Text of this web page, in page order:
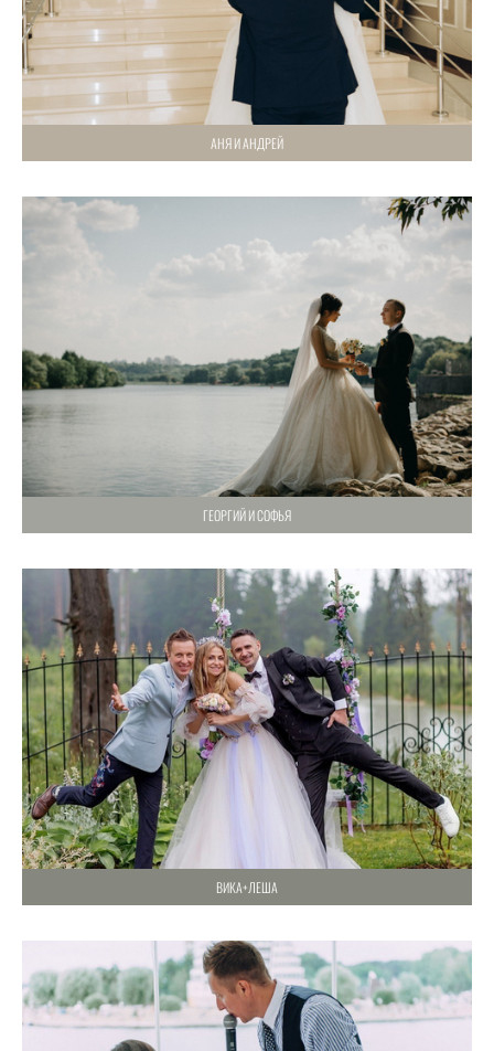
АНЯ И АНДРЕЙ
ГЕОРГИЙ И СОФЬЯ
ВИКА+ЛЕША